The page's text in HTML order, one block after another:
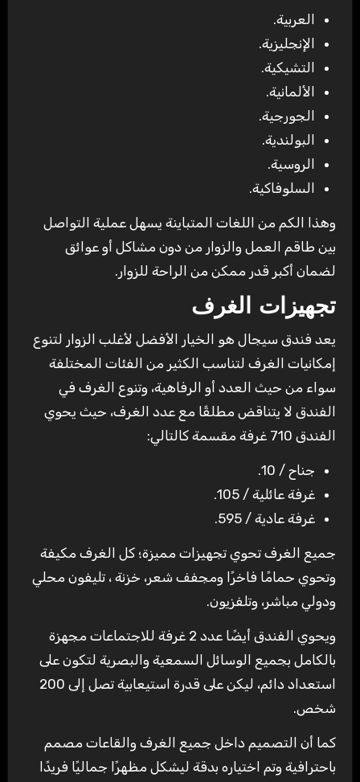
العربية.
الإنجليزية.
التشيكية.
الألمانية.
الجورجية.
البولندية.
الروسية.
السلوفاكية.
وهذا الكم من اللغات المتباينة يسهل عملية التواصل
بين طاقم العمل والزوار من دون مشاكل أو عوائق
لضمان أكبر قدر ممكن من الراحة للزوار.
تجهيزات الغرف
يعد فندق سيجال هو الخيار الأفضل لأغلب الزوار لتنوع
إمكانيات الغرف لتناسب الكثير من الفئات المختلفة
سواء من حيث العدد أو الرفاهية، وتنوع الغرف في
الفندق لا يتناقض مطلقًا مع عدد الغرف، حيث يحوي
الفندق 710 غرفة مقسمة كالتالي:
جناح / 10.
غرفة عائلية / 105.
غرفة عادية / 595.
جميع الغرف تحوي تجهيزات مميزة؛ كل الغرف مكيفة
وتحوي حمامًا فاخرًا ومجفف شعر، خزنة ، تليفون محلي
ودولي مباشر، وتلفزيون.
ويحوي الفندق أيضًا عدد 2 غرفة للاجتماعات مجهزة
بالكامل بجميع الوسائل السمعية والبصرية لتكون على
استعداد دائم، ليكن على قدرة استيعابية تصل إلى 200
شخص.
كما أن التصميم داخل جميع الغرف والقاعات مصمم
باحترافية وتم اختياره بدقة ليشكل مظهرًا جماليًا فريدًا